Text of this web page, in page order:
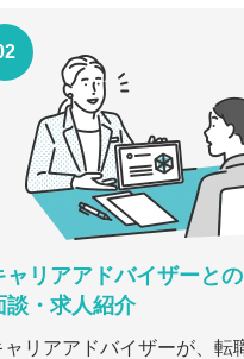
ャリアアドバイザーとの
談・求人紹介
ャリアアドバイザーが、転